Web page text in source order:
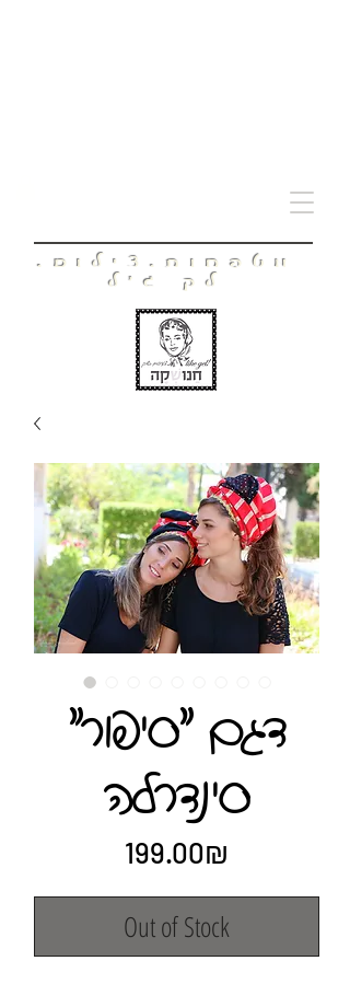
מטפחות.צילום.
לק ג'ל
"דגם "סיפור
סינדרלה
‏199.00 ‏₪
Out of Stock